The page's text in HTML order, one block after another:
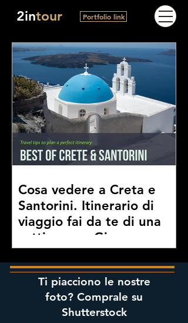
2intour Portfolio link
Cosa vedere a Creta e
Santorini. Itinerario di
viaggio fai da te di una
settimana a Giugno
Ti piacciono le nostre
foto? Comprale su
Shutterstock